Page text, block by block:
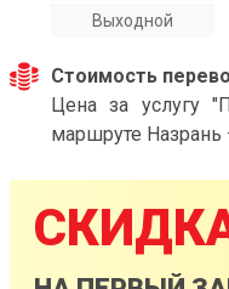
Выходной
Стоимость
Цена за услугу
маршруте